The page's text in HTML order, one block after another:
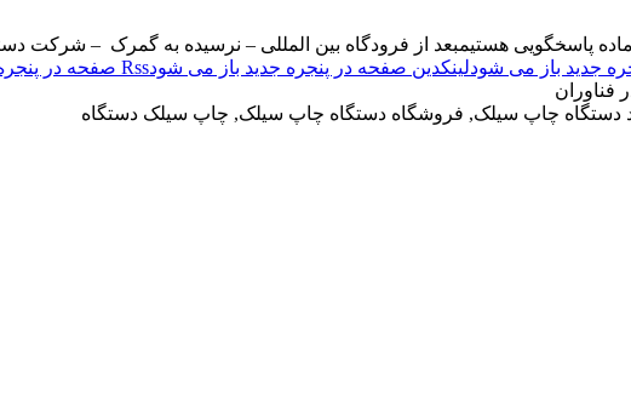
پاسخگویی هستیمبعد از فرودگاه بین المللی – نرسیده به گمرک – شرکت
لینکدین صفحه در پنجره جدید باز می شودRss صفحه در پنجره جدید باز می شود
چاپ سیلک, فروشگاه دستگاه چاپ سیلک, چاپ سیلک دستگاه